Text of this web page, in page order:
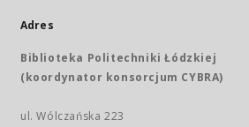
Adres
Biblioteka Politechniki Łódzkiej
(koordynator konsorcjum CYBRA)
ul. Wólczańska 223